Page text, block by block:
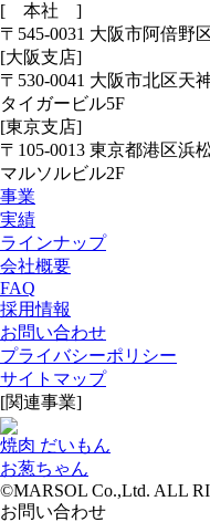
[ 本社 ]
〒545-0031 大阪市阿倍野
[大阪支店]
〒530-0041 大阪市北区天
タイガービル5F
[東京支店]
〒105-0013 東京都港区浜
マルソルビル2F
事業
実績
ラインナップ
会社概要
FAQ
採用情報
お問い合わせ
プライバシーポリシー
サイトマップ
[関連事業]
焼肉 だいもん
お葱ちゃん
©MARSOL Co.,Ltd. ALL
お問い合わせ